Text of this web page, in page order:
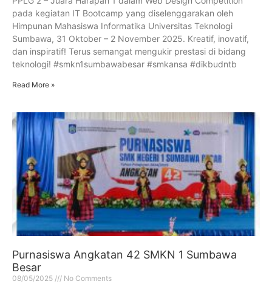
pada kegiatan IT Bootcamp yang diselenggarakan oleh
Himpunan Mahasiswa Informatika Universitas Teknologi
Sumbawa, 31 Oktober – 2 November 2025. Kreatif, inovatif,
dan inspiratif! Terus semangat mengukir prestasi di bidang
teknologi! #smkn1sumbawabesar #smkansa #dikbudntb
Read More »
Purnasiswa Angkatan 42 SMKN 1 Sumbawa
Besar
08/05/2025 No Comments